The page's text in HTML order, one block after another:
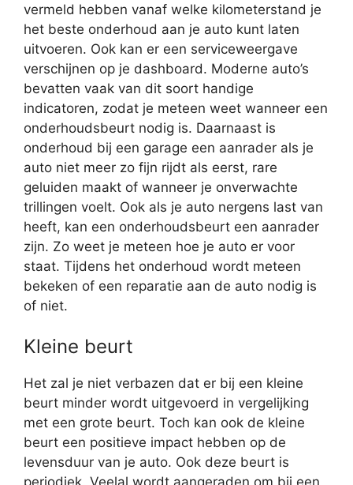
vermeld hebben vanaf welke kilometerstand je
het beste onderhoud aan je auto kunt laten
uitvoeren. Ook kan er een serviceweergave
verschijnen op je dashboard. Moderne auto’s
bevatten vaak van dit soort handige
indicatoren, zodat je meteen weet wanneer een
onderhoudsbeurt nodig is. Daarnaast is
onderhoud bij een garage een aanrader als je
auto niet meer zo fijn rijdt als eerst, rare
geluiden maakt of wanneer je onverwachte
trillingen voelt. Ook als je auto nergens last van
heeft, kan een onderhoudsbeurt een aanrader
zijn. Zo weet je meteen hoe je auto er voor
staat. Tijdens het onderhoud wordt meteen
bekeken of een reparatie aan de auto nodig is
of niet.
Kleine beurt
Het zal je niet verbazen dat er bij een kleine
beurt minder wordt uitgevoerd in vergelijking
met een grote beurt. Toch kan ook de kleine
beurt een positieve impact hebben op de
levensduur van je auto. Ook deze beurt is